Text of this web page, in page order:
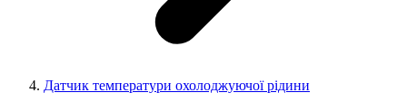
Датчик температури охолоджуючої рідини